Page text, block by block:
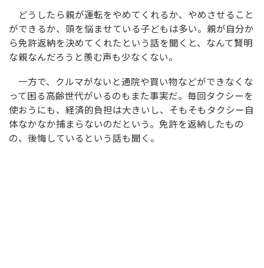
どうしたら親が運転をやめてくれるか、やめさせること
ができるか、頭を悩ませている子どもは多い。親が自分か
ら免許返納を決めてくれたという話を聞くと、なんて賢明
な親なんだろうと羨む声も少なくない。
一方で、クルマがないと通院や買い物などができなくな
って困る高齢世代がいるのもまた事実だ。毎回タクシーを
使おうにも、経済的負担は大きいし、そもそもタクシー自
体なかなか捕まらないのだという。免許を返納したもの
の、後悔しているという話も聞く。